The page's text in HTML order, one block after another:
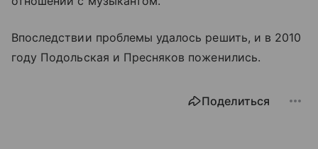
Впоследствии проблемы удалось решить, и в 2010
году Подольская и Пресняков поженились.
Поделиться